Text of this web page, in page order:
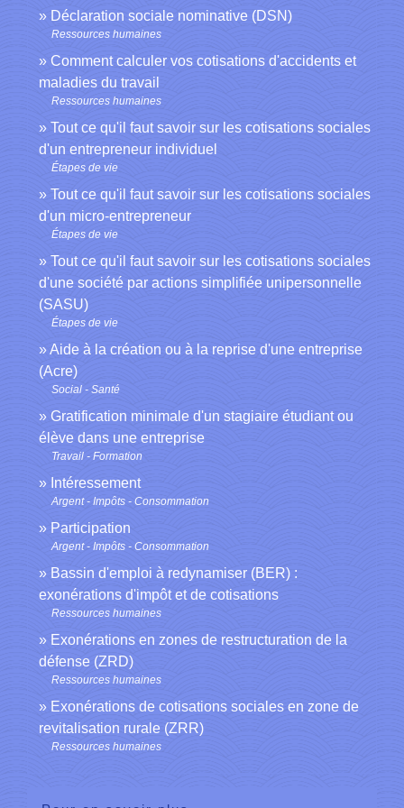
Déclaration sociale nominative (DSN)
Ressources humaines
Comment calculer vos cotisations d'accidents et
maladies du travail
Ressources humaines
Tout ce qu'il faut savoir sur les cotisations sociales
d'un entrepreneur individuel
Étapes de vie
Tout ce qu'il faut savoir sur les cotisations sociales
d'un micro-entrepreneur
Étapes de vie
Tout ce qu'il faut savoir sur les cotisations sociales
d'une société par actions simplifiée unipersonnelle
(SASU)
Étapes de vie
Aide à la création ou à la reprise d'une entreprise
(Acre)
Social - Santé
Gratification minimale d'un stagiaire étudiant ou
élève dans une entreprise
Travail - Formation
Intéressement
Argent - Impôts - Consommation
Participation
Argent - Impôts - Consommation
Bassin d'emploi à redynamiser (BER) :
exonérations d'impôt et de cotisations
Ressources humaines
Exonérations en zones de restructuration de la
défense (ZRD)
Ressources humaines
Exonérations de cotisations sociales en zone de
revitalisation rurale (ZRR)
Ressources humaines